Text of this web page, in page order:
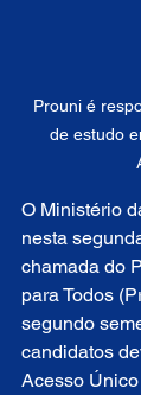
Prouni é
de estudo
O Ministério
nesta
chamada do
para Todos
segundo
candidatos
Acesso